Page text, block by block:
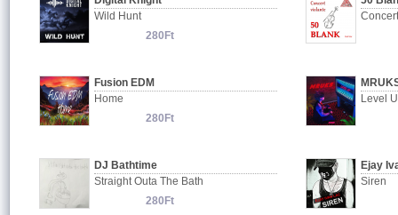
Wild Hunt
280Ft
Fusion EDM
Home
280Ft
Level
DJ Bathtime
Straight Outa The Bath
280Ft
Ejay
Siren